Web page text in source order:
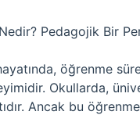
Pedagojik Bir
öğrenme
Okullarda,
Ancak bu